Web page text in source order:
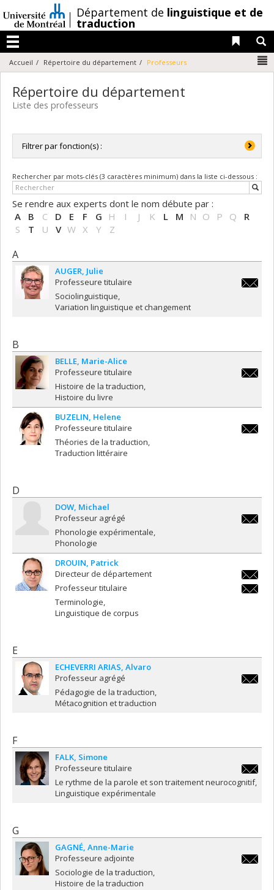
au
contenu
/Département de linguistique et de
traduction
Menu
Liens
Accueil Répertoire du département Professeurs
Répertoire du département
Liste des professeurs
Filtrer par fonction(s) :
Directrice de département / Directeur de département
Professeure adjointe / Professeur adjoint
Professeure agrégée / Professeur agrégé
Professeure titulaire / Professeur titulaire
Rechercher par mots-clés (3 caractères minimum) dans la liste ci-dessous :
Se rendre aux experts dont le nom débute par :
A
B C D E F G H I J K L M N O P Q
R
S
T U V W X Y Z
A
AUGER Julie
Professeure titulaire
Sociolinguistique
Variation linguistique et changement
B
BELLE Marie-Alice
Professeure titulaire
Histoire de la traduction
Histoire du livre
BUZELIN Helene
Professeure titulaire
Théories de la traduction
Traduction littéraire
D
DOW Michael
Professeur agrégé
Phonologie expérimentale
Phonologie
DROUIN Patrick
Directeur de département
Professeur titulaire
Terminologie
Linguistique de corpus
E
ECHEVERRI ARIAS Alvaro
Professeur agrégé
Pédagogie de la traduction
Métacognition et traduction
F
FALK Simone
Professeure titulaire
Le rythme de la parole et son traitement neurocognitif
Linguistique expérimentale
G
GAGNÉ Anne-Marie
Professeure adjointe
Sociologie de la traduction
Histoire de la traduction